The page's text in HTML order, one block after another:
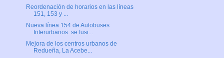
Reordenación de horarios en las líneas
151, 153 y ...
Nueva línea 154 de Autobuses
Interurbanos: se fusi...
Mejora de los centros urbanos de
Redueña, La Acebe...